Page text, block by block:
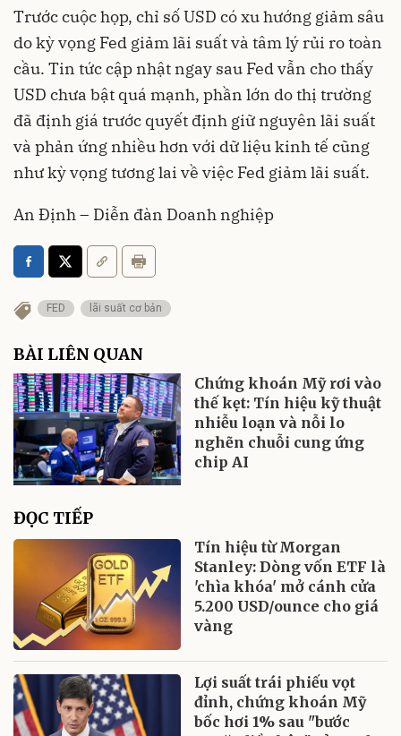
Trước cuộc họp, chỉ số USD có xu hướng giảm sâu
do kỳ vọng Fed giảm lãi suất và tâm lý rủi ro toàn
cầu. Tin tức cập nhật ngay sau Fed vẫn cho thấy
USD chưa bật quá mạnh, phần lớn do thị trường
đã định giá trước quyết định giữ nguyên lãi suất
và phản ứng nhiều hơn với dữ liệu kinh tế cũng
như kỳ vọng tương lai về việc Fed giảm lãi suất.
An Định – Diễn đàn Doanh nghiệp
FED lãi suất cơ bản
BÀI LIÊN QUAN
Chứng khoán Mỹ rơi vào
thế kẹt: Tín hiệu kỹ thuật
nhiễu loạn và nỗi lo
nghẽn chuỗi cung ứng
chip AI
ĐỌC TIẾP
Tín hiệu từ Morgan
Stanley: Dòng vốn ETF là
'chìa khóa' mở cánh cửa
5.200 USD/ounce cho giá
vàng
Lợi suất trái phiếu vọt
đỉnh, chứng khoán Mỹ
bốc hơi 1% sau "bước